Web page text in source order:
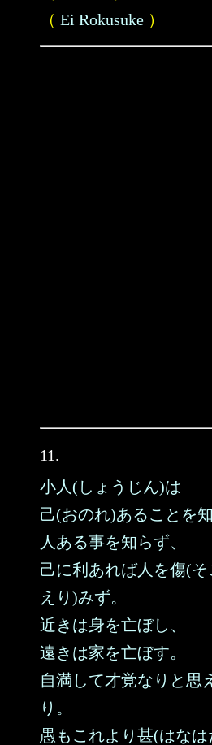
（ Ei Rokusuke ）
11.
小人(しょうじん)は
己(おのれ)あることを知
人ある事を知らず、
己に利あれば人を傷(
えり)みず。
近きは身を亡ぼし、
遠きは家を亡ぼす。
自満して才覚なりと思
り。
愚もこれより甚(はなは